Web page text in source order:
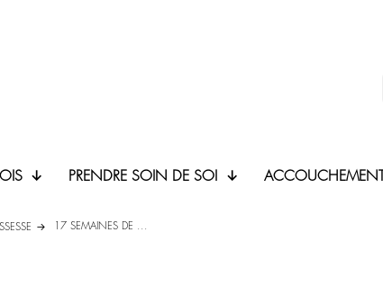
PRENDRE SOIN DE SOI ACCOUCHEMENT
17 SEMAINES DE ...